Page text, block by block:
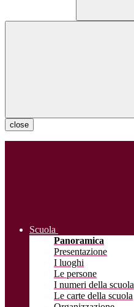
close
Scuola
Panoramica
Presentazione
I luoghi
Le persone
I numeri della scuola
Le carte della scuola